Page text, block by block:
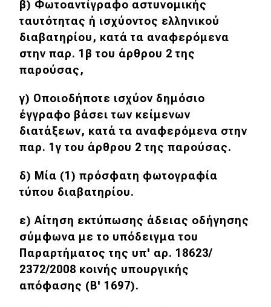
β) Φωτοαντίγραφο αστυνομικής
ταυτότητας ή ισχύοντος ελληνικού
διαβατηρίου, κατά τα αναφερόμενα
στην παρ. 1β του άρθρου 2 της
παρούσας,
γ) Οποιοδήποτε ισχύον δημόσιο
έγγραφο βάσει των κείμενων
διατάξεων, κατά τα αναφερόμενα στην
παρ. 1γ του άρθρου 2 της παρούσας.
δ) Μία (1) πρόσφατη φωτογραφία
τύπου διαβατηρίου.
ε) Αίτηση εκτύπωσης άδειας οδήγησης
σύμφωνα με το υπόδειγμα του
Παραρτήματος της υπ' αρ. 18623/
2372/2008 κοινής υπουργικής
απόφασης (Β' 1697).